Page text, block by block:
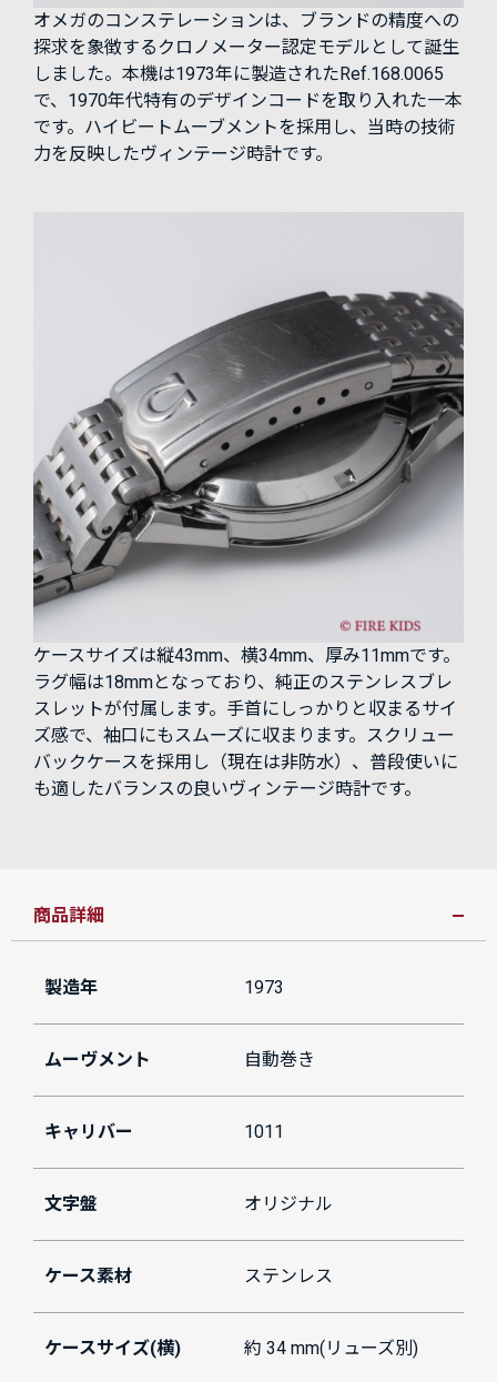
オメガのコンステレーションは、ブランドの精度への
探求を象徴するクロノメーター認定モデルとして誕生
しました。本機は1973年に製造されたRef.168.0065
で、1970年代特有のデザインコードを取り入れた一本
です。ハイビートムーブメントを採用し、当時の技術
力を反映したヴィンテージ時計です。
ケースサイズは縦43mm、横34mm、厚み11mmです。
ラグ幅は18mmとなっており、純正のステンレスブレ
スレットが付属します。手首にしっかりと収まるサイ
ズ感で、袖口にもスムーズに収まります。スクリュー
バックケースを採用し（現在は非防水）、普段使いに
も適したバランスの良いヴィンテージ時計です。
商品詳細
製造年 1973
ムーヴメント 自動巻き
キャリバー 1011
文字盤 オリジナル
ケース素材 ステンレス
ケースサイズ(横) 約 34 mm(リューズ別)